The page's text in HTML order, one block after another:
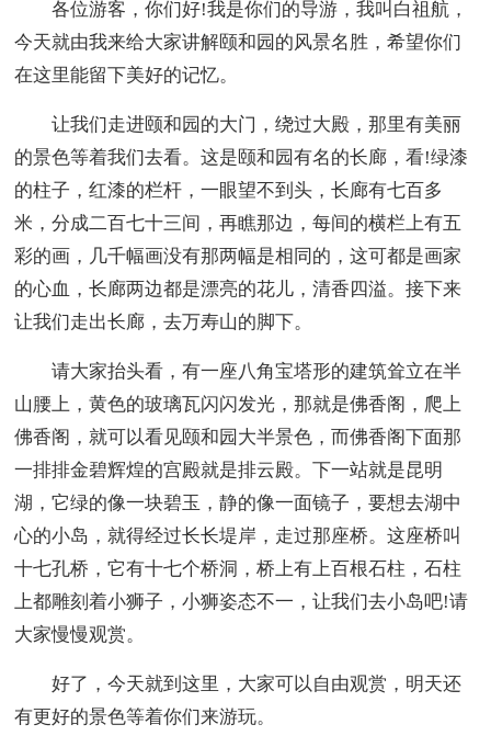
各位游客，你们好!我是你们的导游，我叫白祖航，
今天就由我来给大家讲解颐和园的风景名胜，希望你们
在这里能留下美好的记忆。
让我们走进颐和园的大门，绕过大殿，那里有美丽
的景色等着我们去看。这是颐和园有名的长廊，看!绿漆
的柱子，红漆的栏杆，一眼望不到头，长廊有七百多
米，分成二百七十三间，再瞧那边，每间的横栏上有五
彩的画，几千幅画没有那两幅是相同的，这可都是画家
的心血，长廊两边都是漂亮的花儿，清香四溢。接下来
让我们走出长廊，去万寿山的脚下。
请大家抬头看，有一座八角宝塔形的建筑耸立在半
山腰上，黄色的玻璃瓦闪闪发光，那就是佛香阁，爬上
佛香阁，就可以看见颐和园大半景色，而佛香阁下面那
一排排金碧辉煌的宫殿就是排云殿。下一站就是昆明
湖，它绿的像一块碧玉，静的像一面镜子，要想去湖中
心的小岛，就得经过长长堤岸，走过那座桥。这座桥叫
十七孔桥，它有十七个桥洞，桥上有上百根石柱，石柱
上都雕刻着小狮子，小狮姿态不一，让我们去小岛吧!请
大家慢慢观赏。
好了，今天就到这里，大家可以自由观赏，明天还
有更好的景色等着你们来游玩。